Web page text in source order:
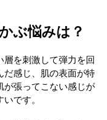
ぶ悩みは？
層を刺激して弾力を回
だ感じ、肌の表面が特
が張ってこない感じが
です。